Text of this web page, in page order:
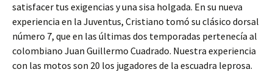
satisfacer tus exigencias y una sisa holgada. En su nueva
experiencia en la Juventus, Cristiano tomó su clásico dorsal
número 7, que en las últimas dos temporadas pertenecía al
colombiano Juan Guillermo Cuadrado. Nuestra experiencia
con las motos son 20 los jugadores de la escuadra leprosa.